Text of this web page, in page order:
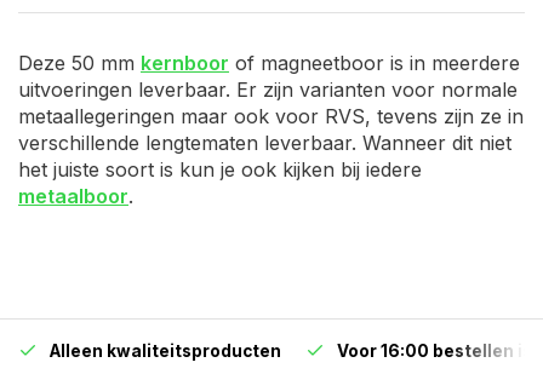
Deze 50 mm kernboor of magneetboor is in meerdere
uitvoeringen leverbaar. Er zijn varianten voor normale
metaallegeringen maar ook voor RVS, tevens zijn ze in
verschillende lengtematen leverbaar. Wanneer dit niet
het juiste soort is kun je ook kijken bij iedere
metaalboor.
Alleen kwaliteitsproducten Voor 16:00 bestellen is